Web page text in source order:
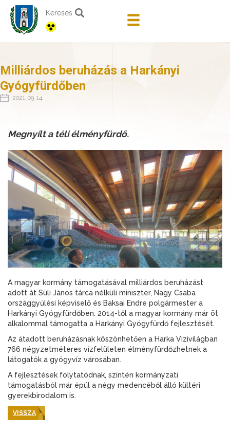
Keresés
Milliárdos beruházás a Harkányi
Gyógyfürdőben
2021. 09. 14.
Megnyílt a téli élményfürdő.
A magyar kormány támogatásával milliárdos beruházást
adott át Süli János tárca nélküli miniszter, Nagy Csaba
országgyűlési képviselő és Baksai Endre polgármester a
Harkányi Gyógyfürdőben. 2014-től a magyar kormány már öt
alkalommal támogatta a Harkányi Gyógyfürdő fejlesztését.
Az átadott beruházásnak köszönhetően a Harka Vizivilágban
766 négyzetméteres vízfelületen élményfürdőzhetnek a
látogatók a gyógyvíz városában.
A fejlesztések folytatódnak, szintén kormányzati
támogatásból már épül a négy medencéből álló kültéri
gyerekbirodalom is.
VISSZA